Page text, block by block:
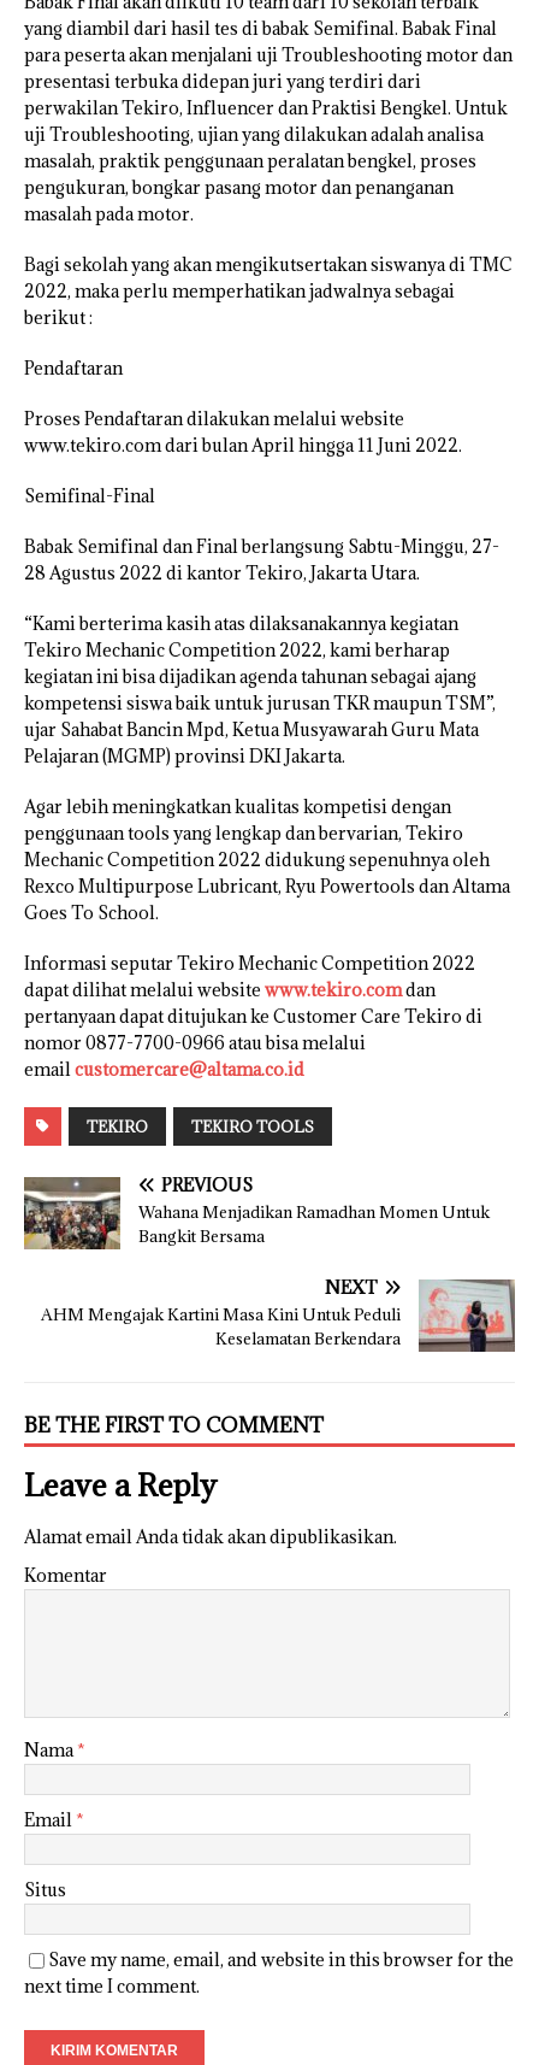
yang diambil dari hasil tes di babak Semifinal. Babak Final
para peserta akan menjalani uji Troubleshooting motor dan
presentasi terbuka didepan juri yang terdiri dari
perwakilan Tekiro, Influencer dan Praktisi Bengkel. Untuk
uji Troubleshooting, ujian yang dilakukan adalah analisa
masalah, praktik penggunaan peralatan bengkel, proses
pengukuran, bongkar pasang motor dan penanganan
masalah pada motor.
Bagi sekolah yang akan mengikutsertakan siswanya di TMC
2022, maka perlu memperhatikan jadwalnya sebagai
berikut :
Pendaftaran
Proses Pendaftaran dilakukan melalui website
www.tekiro.com dari bulan April hingga 11 Juni 2022.
Semifinal-Final
Babak Semifinal dan Final berlangsung Sabtu-Minggu, 27-
28 Agustus 2022 di kantor Tekiro, Jakarta Utara.
“Kami berterima kasih atas dilaksanakannya kegiatan
Tekiro Mechanic Competition 2022, kami berharap
kegiatan ini bisa dijadikan agenda tahunan sebagai ajang
kompetensi siswa baik untuk jurusan TKR maupun TSM”,
ujar Sahabat Bancin Mpd, Ketua Musyawarah Guru Mata
Pelajaran (MGMP) provinsi DKI Jakarta.
Agar lebih meningkatkan kualitas kompetisi dengan
penggunaan tools yang lengkap dan bervarian, Tekiro
Mechanic Competition 2022 didukung sepenuhnya oleh
Rexco Multipurpose Lubricant, Ryu Powertools dan Altama
Goes To School.
Informasi seputar Tekiro Mechanic Competition 2022
dapat dilihat melalui website www.tekiro.comdan
pertanyaan dapat ditujukan ke Customer Care Tekiro di
nomor 0877-7700-0966 atau bisa melalui
email customercare@altama.co.id
TEKIRO TEKIRO TOOLS
PREVIOUS
Wahana Menjadikan Ramadhan Momen Untuk
Bangkit Bersama
NEXT
AHM Mengajak Kartini Masa Kini Untuk Peduli
Keselamatan Berkendara
BE THE FIRST TO COMMENT
Leave a Reply
Alamat email Anda tidak akan dipublikasikan.
Komentar
Nama *
Email *
Situs
Save my name, email, and website in this browser for the
next time I comment.